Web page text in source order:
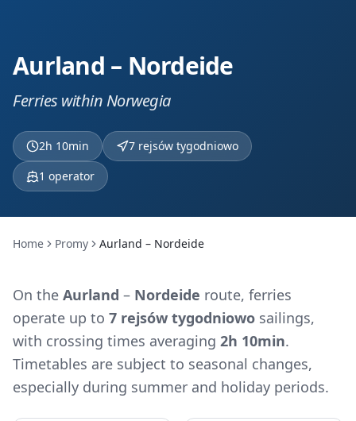
Aurland – Nordeide
Ferries within Norwegia
2h 10min
7 rejsów tygodniowo
1 operator
Home Promy Aurland – Nordeide
On the Aurland – Nordeide route, ferries
operate up to 7 rejsów tygodniowo sailings,
with crossing times averaging 2h 10min.
Timetables are subject to seasonal changes,
especially during summer and holiday periods.